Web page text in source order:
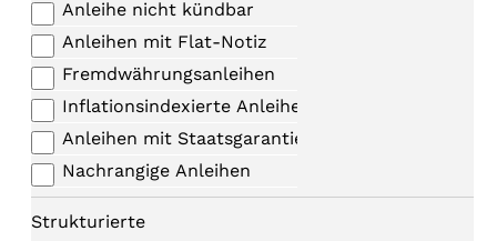
Anleihe nicht kündbar
Anleihen mit Flat-Notiz
Fremdwährungsanleihen
Inflationsindexierte Anleihen
Anleihen mit Staatsgarantie
Nachrangige Anleihen
Strukturierte